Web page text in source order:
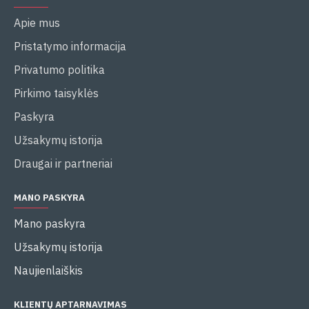
Apie mus
Pristatymo informacija
Privatumo politika
Pirkimo taisyklės
Paskyra
Užsakymų istorija
Draugai ir partneriai
MANO PASKYRA
Mano paskyra
Užsakymų istorija
Naujienlaiškis
KLIENTŲ APTARNAVIMAS